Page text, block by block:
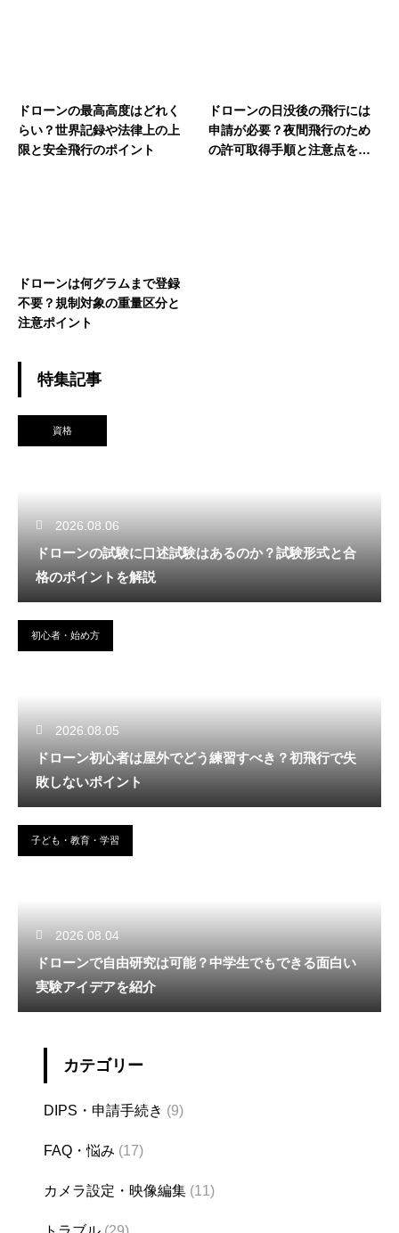
ドローンの最高高度はどれく
らい？世界記録や法律上の上
限と安全飛行のポイント
ドローンの日没後の飛行には
申請が必要？夜間飛行のため
の許可取得手順と注意点を解
ドローンは何グラムまで登録
不要？規制対象の重量区分と
注意ポイント
特集記事
資格
2026.08.06
ドローンの試験に口述試験はあるのか？試験形式と合
格のポイントを解説
初心者・始め方
2026.08.05
ドローン初心者は屋外でどう練習すべき？初飛行で失
敗しないポイント
子ども・教育・学習
2026.08.04
ドローンで自由研究は可能？中学生でもできる面白い
実験アイデアを紹介
カテゴリー
DIPS・申請手続き (9)
FAQ・悩み (17)
カメラ設定・映像編集 (11)